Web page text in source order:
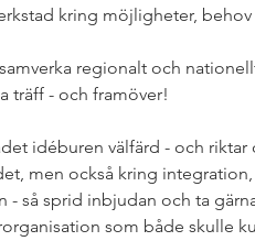
kring möjligheter,
regionalt och
träff - och framöver!
idéburen välfärd - och
men också kring
- så sprid inbjudan och ta
som både skulle